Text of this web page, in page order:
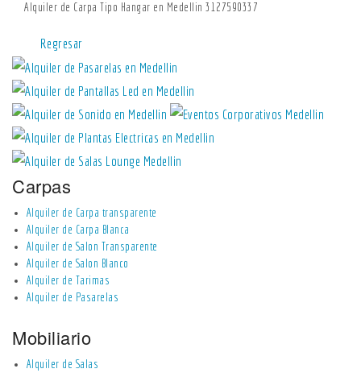
Alquiler de Carpa Tipo Hangar en Medellin 3127590337
Regresar
Carpas
Alquiler de Carpa transparente
Alquiler de Carpa Blanca
Alquiler de Salon Transparente
Alquiler de Salon Blanco
Alquiler de Tarimas
Alquiler de Pasarelas
Mobiliario
Alquiler de Salas